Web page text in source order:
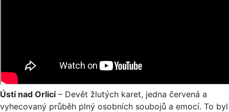
Ústí nad Orlicí– Devět žlutých karet, jedna červená a
vyhecovaný průběh plný osobních soubojů a emocí. To byl